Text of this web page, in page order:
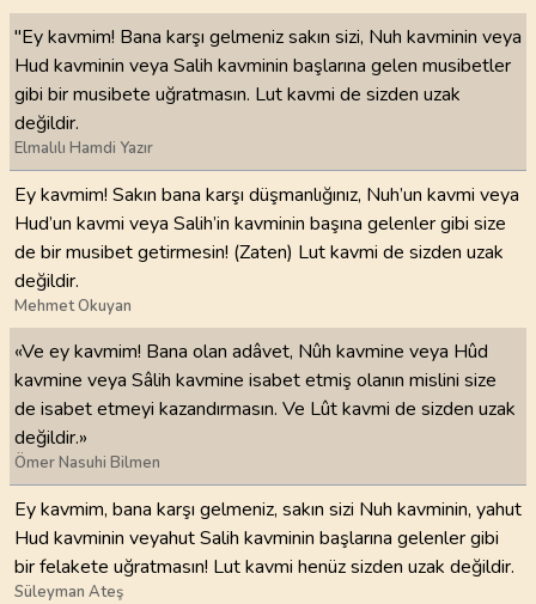
"Ey kavmim! Bana karşı gelmeniz sakın sizi, Nuh kavminin veya
Hud kavminin veya Salih kavminin başlarına gelen musibetler
gibi bir musibete uğratmasın. Lut kavmi de sizden uzak
değildir.
Elmalılı Hamdi Yazır
Ey kavmim! Sakın bana karşı düşmanlığınız, Nuh’un kavmi veya
Hud’un kavmi veya Salih’in kavminin başına gelenler gibi size
de bir musibet getirmesin! (Zaten) Lut kavmi de sizden uzak
değildir.
Mehmet Okuyan
«Ve ey kavmim! Bana olan adâvet, Nûh kavmine veya Hûd
kavmine veya Sâlih kavmine isabet etmiş olanın mislini size
de isabet etmeyi kazandırmasın. Ve Lût kavmi de sizden uzak
değildir.»
Ömer Nasuhi Bilmen
Ey kavmim, bana karşı gelmeniz, sakın sizi Nuh kavminin, yahut
Hud kavminin veyahut Salih kavminin başlarına gelenler gibi
bir felakete uğratmasın! Lut kavmi henüz sizden uzak değildir.
Süleyman Ateş